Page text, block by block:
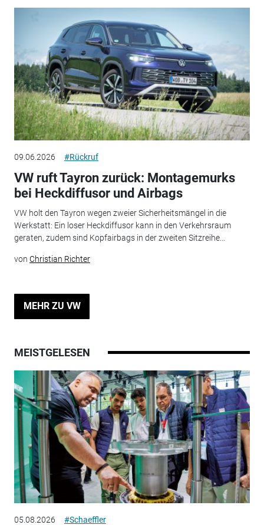
09.06.2026 #Rückruf
VW ruft Tayron zurück: Montagemurks
bei Heckdiffusor und Airbags
VW holt den Tayron wegen zweier Sicherheitsmängel in die
Werkstatt: Ein loser Heckdiffusor kann in den Verkehrsraum
geraten, zudem sind Kopfairbags in der zweiten Sitzreihe...
von Christian Richter
MEHR ZU VW
MEISTGELESEN
05.08.2026 #Schaeffler